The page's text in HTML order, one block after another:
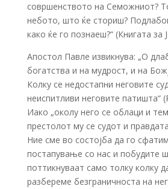
совршенството на Семожниот?
небото, што ќе сториш?
како ќе го познаеш?“ (Книгата за
Апостол Павле извикнува: „О
богатства и на мудрост, и на
Колку се недостапни неговите
неиспитливи неговите патишта“
Иако „околу него се облаци и
престолот му се судот и
Ние сме во состојба да го
постапување со нас и побудите
поттикнуваат само толку колку
разбереме безграничноста на